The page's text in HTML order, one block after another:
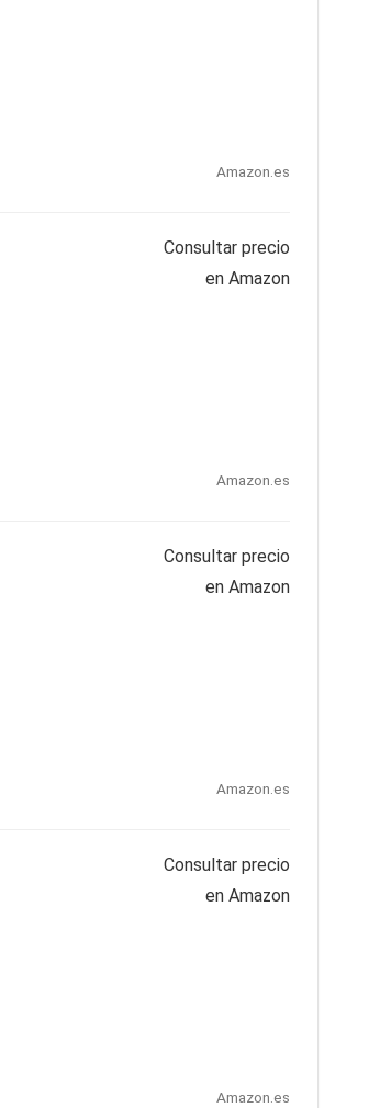
Amazon.es
Consultar precio
en Amazon
Amazon.es
Consultar precio
en Amazon
Amazon.es
Consultar precio
en Amazon
Amazon.es